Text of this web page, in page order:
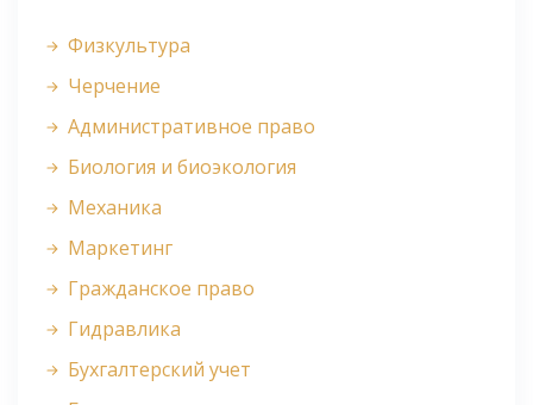
Физкультура
Черчение
Административное право
Биология и биоэкология
Механика
Маркетинг
Гражданское право
Гидравлика
Бухгалтерский учет